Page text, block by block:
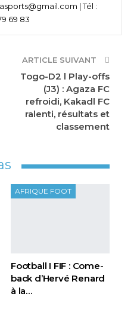
| Tél :
69 83
ARTICLE SUIVANT
Togo-D2 l Play-offs
(J3) : Agaza FC
refroidi, Kakadl FC
ralenti, résultats et
classement
AFRIQUE FOOT
Football I FIF : Come-
back d’Hervé Renard
à la…